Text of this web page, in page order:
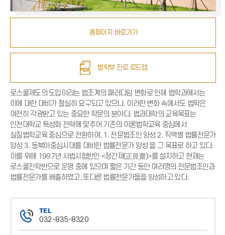
홈페이지 바로가기
법학부 진로 로드맵
로스쿨제도의 도입이라는 법조계의 패러다임 변화로 인해 법학과에서는
이에 대한 대비가 절실히 요구되고 있으나, 이러한 변화 속에서도 법학은
여전히 각광받고 있는 중요한 학문의 분야다. 법과대학의 교육목표는
인천대학교 특성화 전략에 맞추어 기존의 이론법학교육 중심에서
실질법학교육 중심으로 전환하여, 1. 전문법조인 양성 2. 직역별 법률전문가
양성 3. 동북아중심시대를 대비한 법률전문가 양성 을 그 목표로 하고 있다.
이를 위해 1997년 사법시험반인 <정간재(正艮齋)>를 설치하고 현재는
로스쿨진학반으로 운영 중에 있으며 짧은 기간 동안 여러명의 전문법조인과
법률전문가를 배출하였고, 또다른 법률전문가들을 양성하고 있다.
TEL
032-835-8320
전